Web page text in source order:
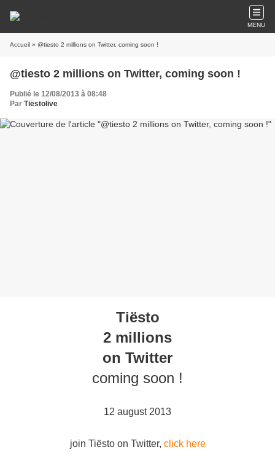
MENU
Accueil » @tiesto 2 millions on Twitter, coming soon !
@tiesto 2 millions on Twitter, coming soon !
Publié le 12/08/2013 à 08:48
Par Tiëstolive
Tiësto
2 millions
on Twitter
coming soon !
12 august 2013
join Tiësto on Twitter, click here